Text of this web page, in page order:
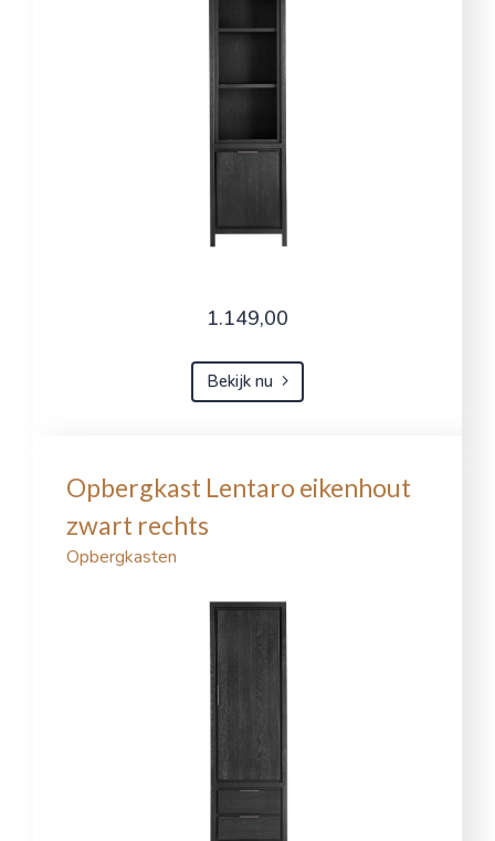
1.149,00
Bekijk nu
Opbergkast Lentaro eikenhout
zwart rechts
Opbergkasten